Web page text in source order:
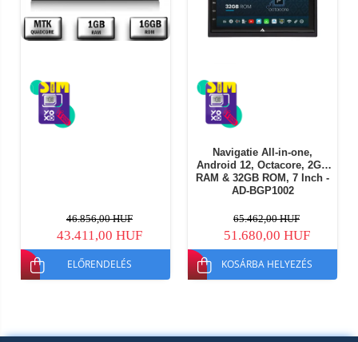
46.856,00 HUF
43.411,00 HUF
ELŐRENDELÉS
Navigatie All-in-one,
Android 12, Octacore, 2GB
RAM & 32GB ROM, 7 Inch -
AD-BGP1002
65.462,00 HUF
51.680,00 HUF
KOSÁRBA HELYEZÉS